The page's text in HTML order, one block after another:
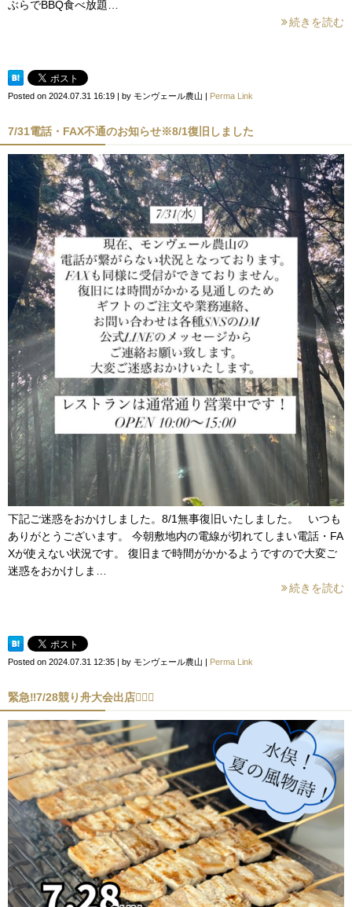
ぶらでBBQ食べ放題…
続きを読む
Posted on 2024.07.31 16:19 | by モンヴェール農山 | Perma Link
7/31電話・FAX不通のお知らせ※8/1復旧しました
下記ご迷惑をおかけしました。8/1無事復旧いたしました。 いつも
ありがとうございます。 今朝敷地内の電線が切れてしまい電話・FA
Xが使えない状況です。 復旧まで時間がかかるようですので大変ご
迷惑をおかけしま…
続きを読む
Posted on 2024.07.31 12:35 | by モンヴェール農山 | Perma Link
緊急‼︎7/28競り舟大会出店🚣‍♂️✨